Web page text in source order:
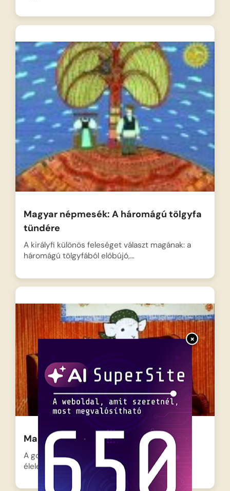
×
Magyar népmesék: A háromágú tölgyfa
tündére
A királyfi különös feleséget választ magának: a
háromágú tölgyfából előbújó,…
Magyar népmesék: A hét kecskegida
A gondoskodó kecskemama az erdőbe indul
élelemért, de lelkére köti…